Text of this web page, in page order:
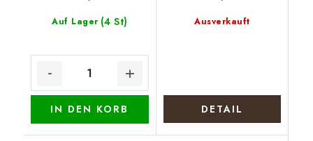
Auf Lager (4 St)
IN DEN KORB
Ausverkauft
DETAIL